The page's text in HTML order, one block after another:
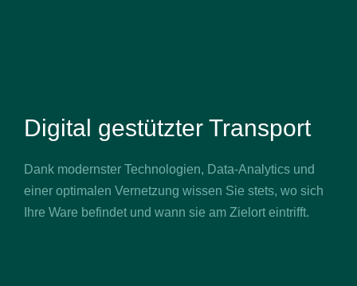
Digital gestützter Transport
Dank modernster Technologien, Data-Analytics und
einer optimalen Vernetzung wissen Sie stets, wo sich
Ihre Ware befindet und wann sie am Zielort eintrifft.